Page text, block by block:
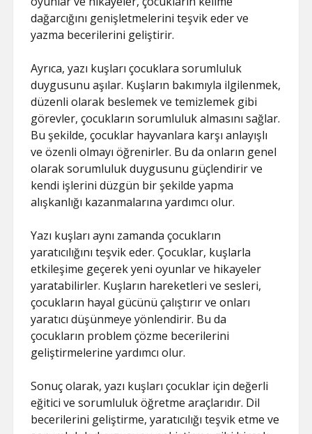
dağarcığını genişletmelerini teşvik eder ve
yazma becerilerini geliştirir.
Ayrıca, yazı kuşları çocuklara sorumluluk
duygusunu aşılar. Kuşların bakımıyla ilgilenmek,
düzenli olarak beslemek ve temizlemek gibi
görevler, çocukların sorumluluk almasını sağlar.
Bu şekilde, çocuklar hayvanlara karşı anlayışlı
ve özenli olmayı öğrenirler. Bu da onların genel
olarak sorumluluk duygusunu güçlendirir ve
kendi işlerini düzgün bir şekilde yapma
alışkanlığı kazanmalarına yardımcı olur.
Yazı kuşları aynı zamanda çocukların
yaratıcılığını teşvik eder. Çocuklar, kuşlarla
etkileşime geçerek yeni oyunlar ve hikayeler
yaratabilirler. Kuşların hareketleri ve sesleri,
çocukların hayal gücünü çalıştırır ve onları
yaratıcı düşünmeye yönlendirir. Bu da
çocukların problem çözme becerilerini
geliştirmelerine yardımcı olur.
Sonuç olarak, yazı kuşları çocuklar için değerli
eğitici ve sorumluluk öğretme araçlarıdır. Dil
becerilerini geliştirme, yaratıcılığı teşvik etme ve